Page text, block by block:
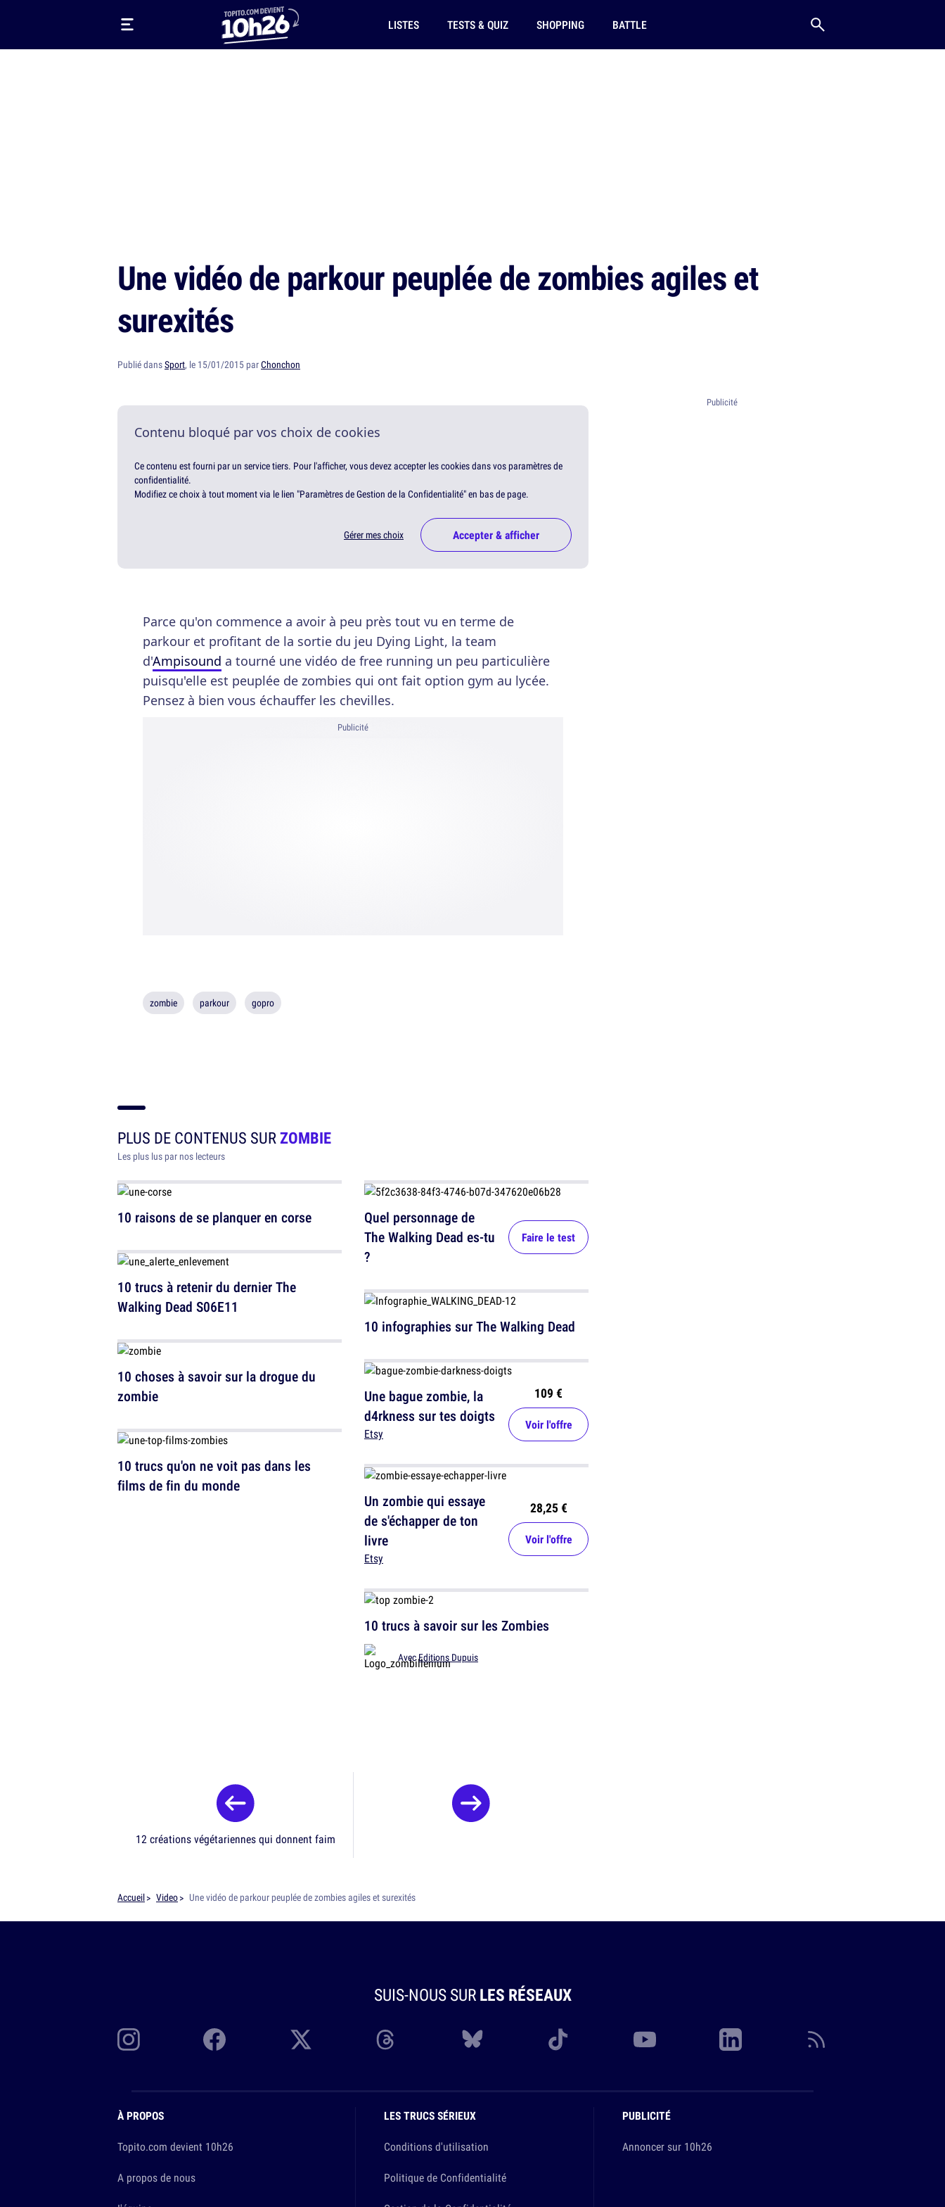
LISTES TESTS & QUIZ SHOPPING BATTLE
Une vidéo de parkour peuplée de zombies agiles et
surexités
Publié dansSport, le 15/01/2015 parChonchon
Contenu bloqué par vos choix de cookies
Ce contenu est fourni par un service tiers. Pour l'afficher, vous devez accepter les cookies dans vos paramètres de
confidentialité.
Modifiez ce choix à tout moment via le lien "Paramètres de Gestion de la Confidentialité" en bas de page.
Gérer mes choix Accepter & afficher
Parce qu'on commence a avoir à peu près tout vu en terme de
parkour et profitant de la sortie du jeu Dying Light, la team
d'Ampisound a tourné une vidéo de free running un peu particulière
puisqu'elle est peuplée de zombies qui ont fait option gym au lycée.
Pensez à bien vous échauffer les chevilles.
Publicité
zombie parkour gopro
PLUS DE CONTENUS SURZOMBIE
Les plus lus par nos lecteurs
10 raisons de se planquer en corse
10 trucs à retenir du dernier The
Walking Dead S06E11
10 choses à savoir sur la drogue du
zombie
10 trucs qu'on ne voit pas dans les
films de fin du monde
Quel personnage de
The Walking Dead es-tu
?
Faire le test
10 infographies sur The Walking Dead
Une bague zombie, la
d4rkness sur tes doigts
Etsy
109 €
Voir l'offre
Un zombie qui essaye
de s'échapper de ton
livre
Etsy
28,25 €
Voir l'offre
10 trucs à savoir sur les Zombies
AvecEditions Dupuis
12 créations végétariennes qui donnent faim
Accueil Video Une vidéo de parkour peuplée de zombies agiles et surexités
SUIS-NOUS SURLES RÉSEAUX
À PROPOS
Topito.com devient 10h26
A propos de nous
LES TRUCS SÉRIEUX
Conditions d'utilisation
Politique de Confidentialité
PUBLICITÉ
Annoncer sur 10h26